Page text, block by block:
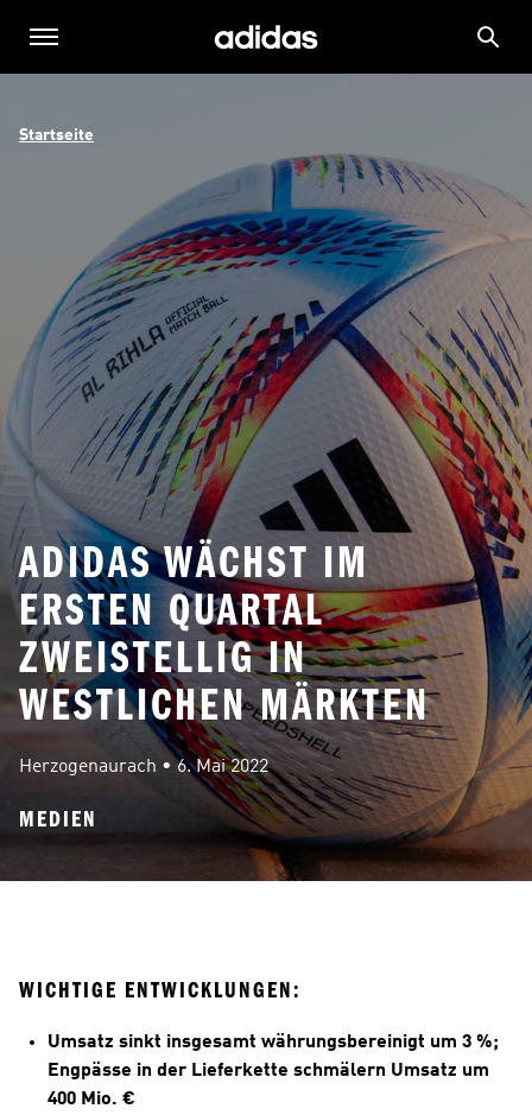
Startseite
ADIDAS WÄCHST IM
ERSTEN QUARTAL
ZWEISTELLIG IN
WESTLICHEN MÄRKTEN
Herzogenaurach • 6. Mai 2022
MEDIEN
WICHTIGE ENTWICKLUNGEN:
Umsatz sinkt insgesamt währungsbereinigt um 3 %;
Engpässe in der Lieferkette schmälern Umsatz um
400 Mio. €